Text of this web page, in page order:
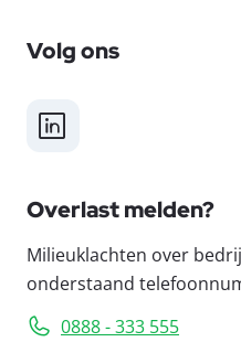
Volg ons
LinkedIn
Overlast melden?
Milieuklachten over
onderstaand
0888 - 333 555